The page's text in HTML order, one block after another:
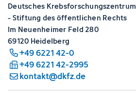
Deutsches Krebsforschungszentrum
- Stiftung des öffentlichen Rechts
Im Neuenheimer Feld 280
69120 Heidelberg
+49 6221 42-0
+49 6221 42-2995
kontakt@dkfz.de